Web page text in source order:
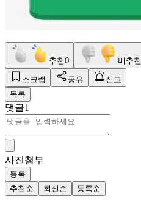
추천0 비추천
스크랩 공유
신고
목록
댓글1
사진첨부
등록
추천순
최신순 등록순